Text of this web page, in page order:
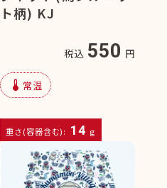
ト柄) KJ
税込 550 円
device_thermostat 常温
重さ(容器含む): 14 g